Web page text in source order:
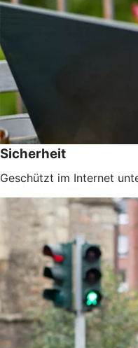
Sicherheit
Geschützt im Internet